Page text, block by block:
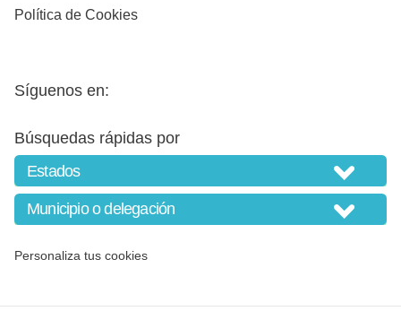
Política de Cookies
Síguenos en:
Búsquedas rápidas por
Personaliza tus cookies